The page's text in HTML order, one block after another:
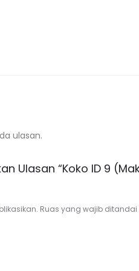
ulasan.
Ulasan “Koko ID 9
Ruas yang wajib ditandai